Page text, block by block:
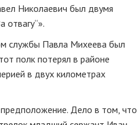
Николаевич был двумя
службы Павла Михеева был
полк потерял в районе
в двух километрах
Дело в том, что